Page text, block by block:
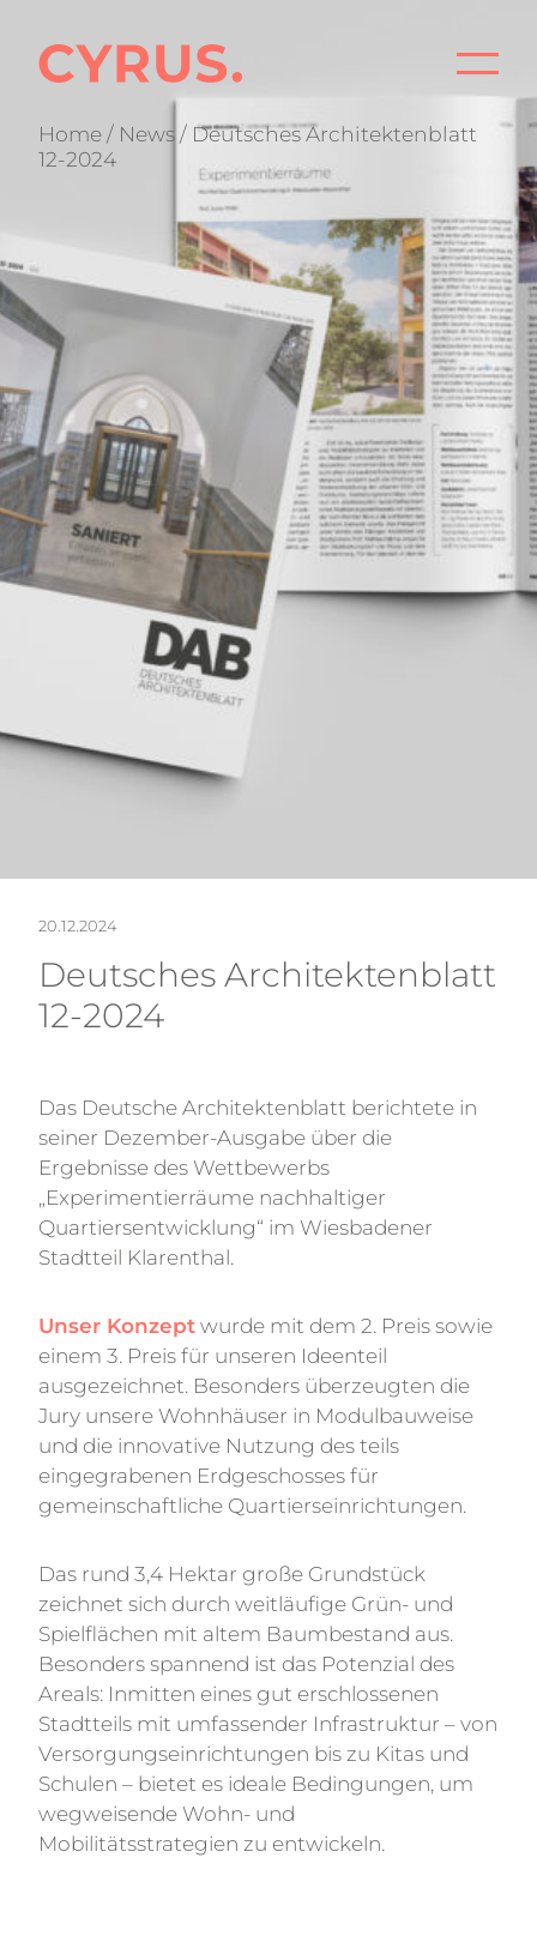
Home/ News/ Deutsches Architektenblatt
12-2024
20.12.2024
Deutsches Architektenblatt
12-2024
Das Deutsche Architektenblatt berichtete in
seiner Dezember-Ausgabe über die
Ergebnisse des Wettbewerbs
„Experimentierräume nachhaltiger
Quartiersentwicklung“ im Wiesbadener
Stadtteil Klarenthal.
Unser Konzept wurde mit dem 2. Preis sowie
einem 3. Preis für unseren Ideenteil
ausgezeichnet. Besonders überzeugten die
Jury unsere Wohnhäuser in Modulbauweise
und die innovative Nutzung des teils
eingegrabenen Erdgeschosses für
gemeinschaftliche Quartierseinrichtungen.
Das rund 3,4 Hektar große Grundstück
zeichnet sich durch weitläufige Grün- und
Spielflächen mit altem Baumbestand aus.
Besonders spannend ist das Potenzial des
Areals: Inmitten eines gut erschlossenen
Stadtteils mit umfassender Infrastruktur – von
Versorgungseinrichtungen bis zu Kitas und
Schulen – bietet es ideale Bedingungen, um
wegweisende Wohn- und
Mobilitätsstrategien zu entwickeln.